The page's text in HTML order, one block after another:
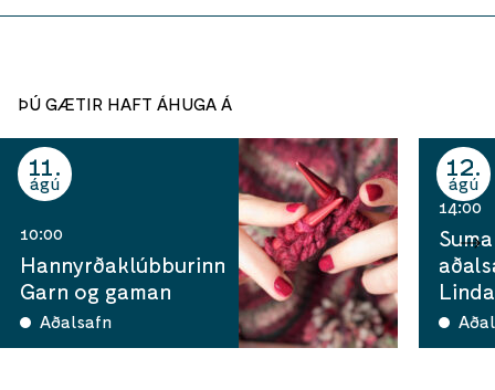
ÞÚ GÆTIR HAFT ÁHUGA Á
11
ágú
10:00
Hannyrðaklúbburinn
Garn og gaman
Aðalsafn
12
ágú
14:00